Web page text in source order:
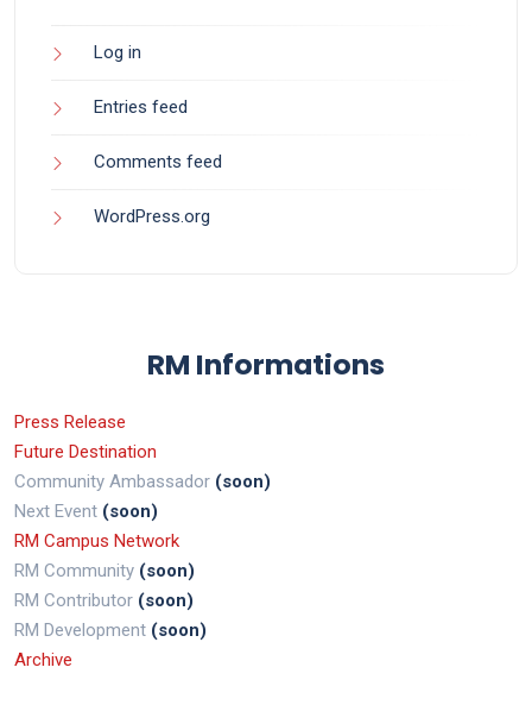
Log in
Entries feed
Comments feed
WordPress.org
RM Informations
Press Release
Future Destination
Community Ambassador (soon)
Next Event (soon)
RM Campus Network
RM Community (soon)
RM Contributor (soon)
RM Development (soon)
Archive